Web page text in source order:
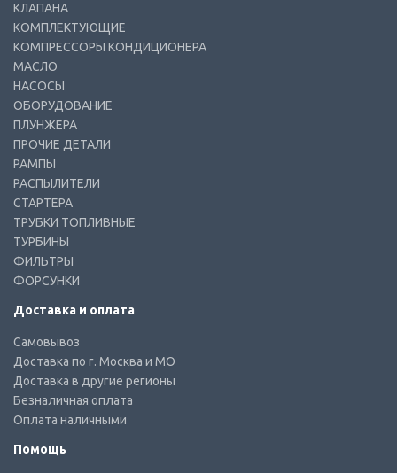
КЛАПАНА
КОМПЛЕКТУЮЩИЕ
КОМПРЕССОРЫ КОНДИЦИОНЕРА
МАСЛО
НАСОСЫ
ОБОРУДОВАНИЕ
ПЛУНЖЕРА
ПРОЧИЕ ДЕТАЛИ
РАМПЫ
РАСПЫЛИТЕЛИ
СТАРТЕРА
ТРУБКИ ТОПЛИВНЫЕ
ТУРБИНЫ
ФИЛЬТРЫ
ФОРСУНКИ
Доставка и оплата
Самовывоз
Доставка по г. Москва и МО
Доставка в другие регионы
Безналичная оплата
Оплата наличными
Помощь